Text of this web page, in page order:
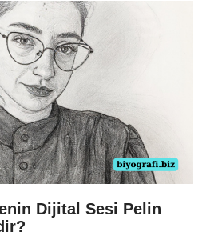
Dijital Sesi Pelin